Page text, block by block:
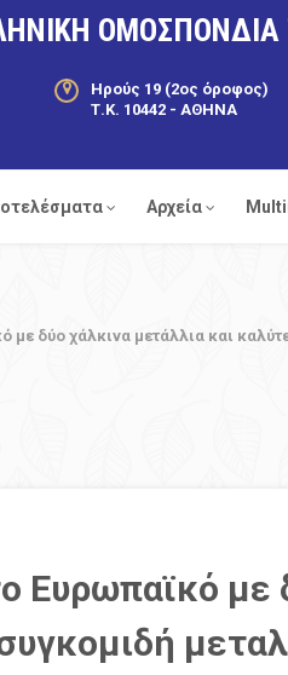
Ηρούς 19 (2ος όροφος)
Τ.Κ. 10442 - ΑΘΗΝΑ
Αρχεία
με δύο χάλκινα μετάλλια και
Ευρωπαϊκό με